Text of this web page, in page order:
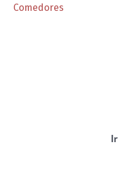
Comedores